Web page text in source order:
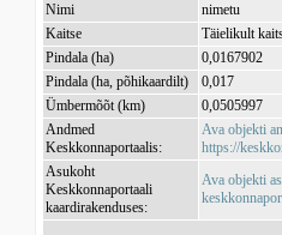
Nimi
nimetu
Kaitse
Täielikult
Pindala (ha)
0,0167902
Pindala (ha, põhikaardilt)
0,017
Ümbermõõt (km)
0,0505997
Andmed
Keskkonnaportaalis:
Ava objekti
https://
Asukoht
Keskkonnaportaali
kaardirakenduses:
Ava objekti